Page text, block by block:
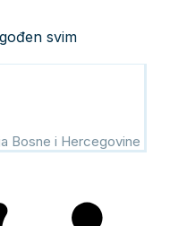
svim
Bosne i Hercegovine